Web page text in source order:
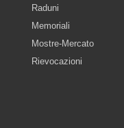
Raduni
Memoriali
Mostre-Mercato
Rievocazioni